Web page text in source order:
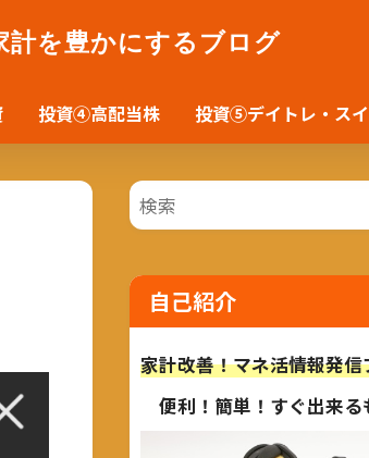
計を豊かにするブログ
投資④高配当株 投資⑤デイトレ・ス
自己紹介
家計改善！マネ活情報発
便利！簡単！すぐ出来る